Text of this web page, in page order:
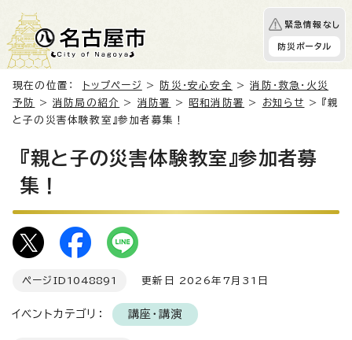
緊急情報なし
防災ポータル
現在の位置： トップページ > 防災・安心安全 >消防・救急・火災
予防
>消防局の紹介 > 消防署 > 昭和消防署 > お知らせ
> 『親
と子の災害体験教室』参加者募集！
『親と子の災害体験教室』参加者募
集！
ページID 1048891 更新日 2026年7月31日
イベントカテゴリ： 講座・講演